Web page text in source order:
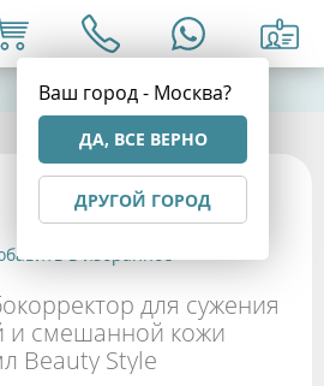
Ваш город - Москва?
ДА, ВСЕ ВЕРНО
ДРУГОЙ ГОРОД
для сужения
и смешанной кожи
Beauty Style
в избранное